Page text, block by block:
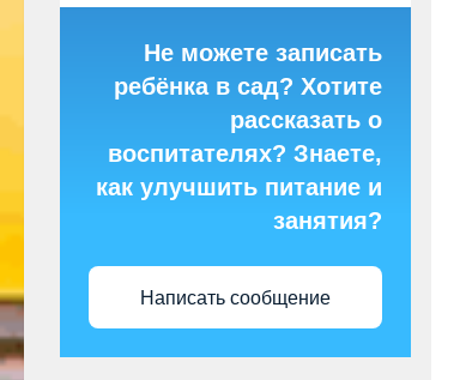
Не можете записать
ребёнка в сад? Хотите
рассказать о
воспитателях? Знаете,
как улучшить питание и
занятия?
Написать сообщение